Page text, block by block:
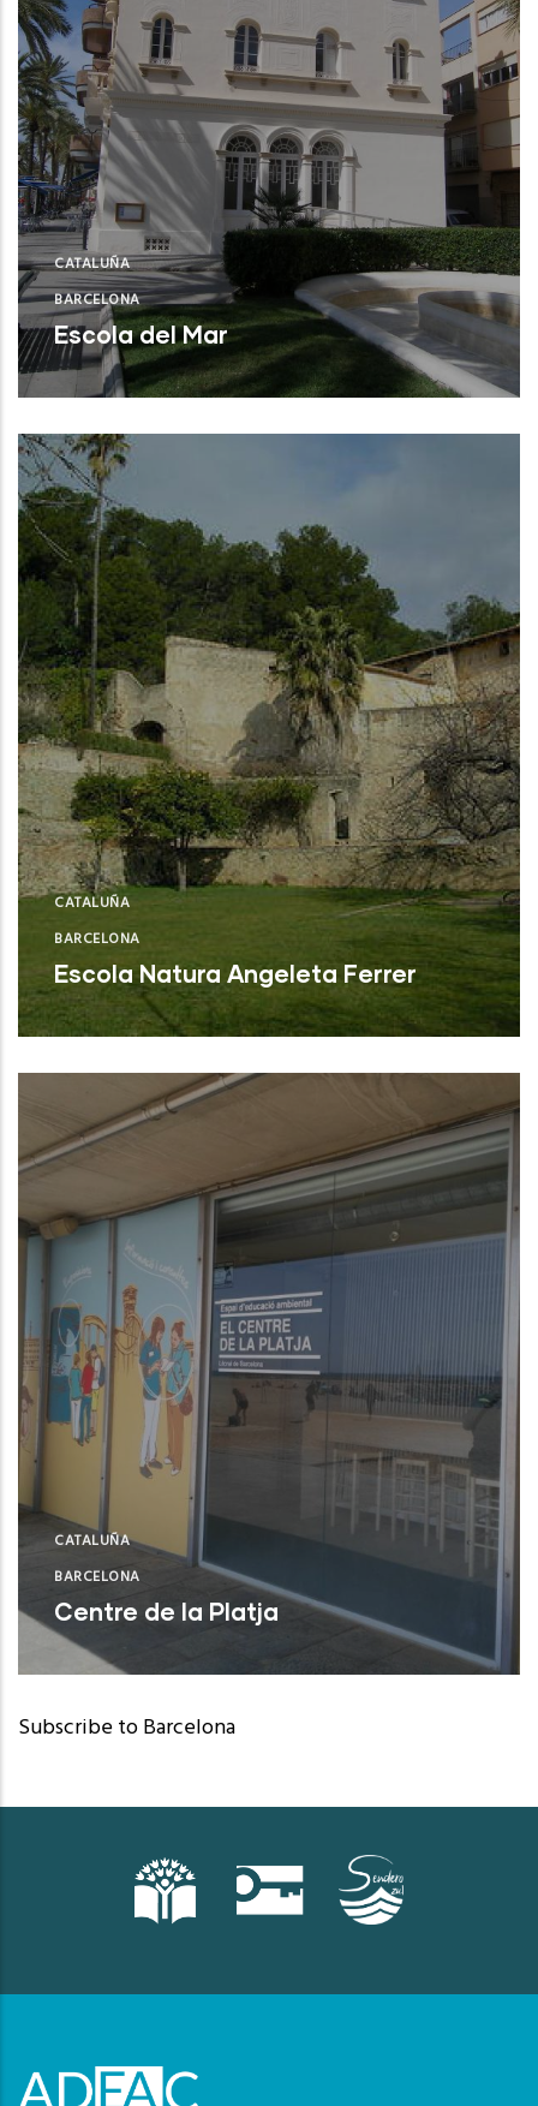
CATALUÑA
BARCELONA
Escola del Mar
Badalona (Barcelona)
CATALUÑA
BARCELONA
Escola Natura Angeleta Ferrer
Badalona (Barcelona)
CATALUÑA
BARCELONA
Centre de la Platja
Barcelona (Barcelona)
Subscribe to Barcelona